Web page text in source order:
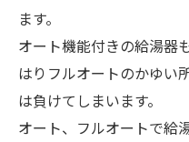
ます。
オート機能付きの給湯器
はりフルオートのかゆい
は負けてしまいます。
オート、フルオートで給